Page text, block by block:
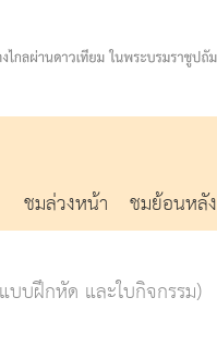
ชมล่วงหน้า ชมย้อนหลัง
บบฝึกหัด และใบกิจกรรม)